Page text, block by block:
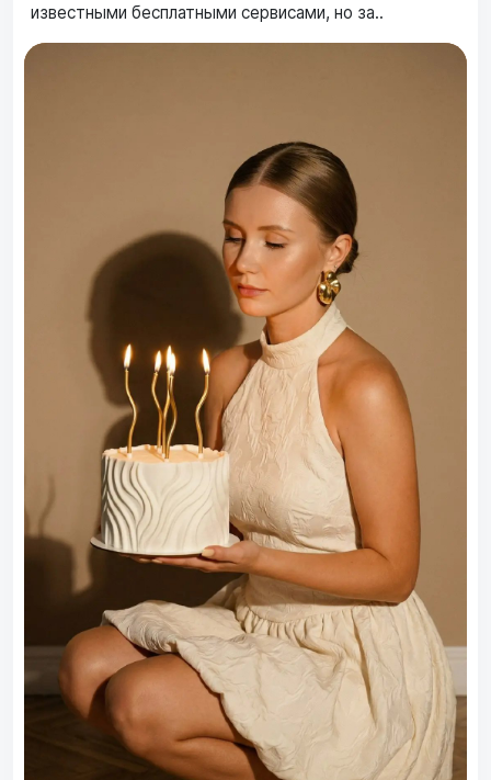
известными бесплатными сервисами, но за..